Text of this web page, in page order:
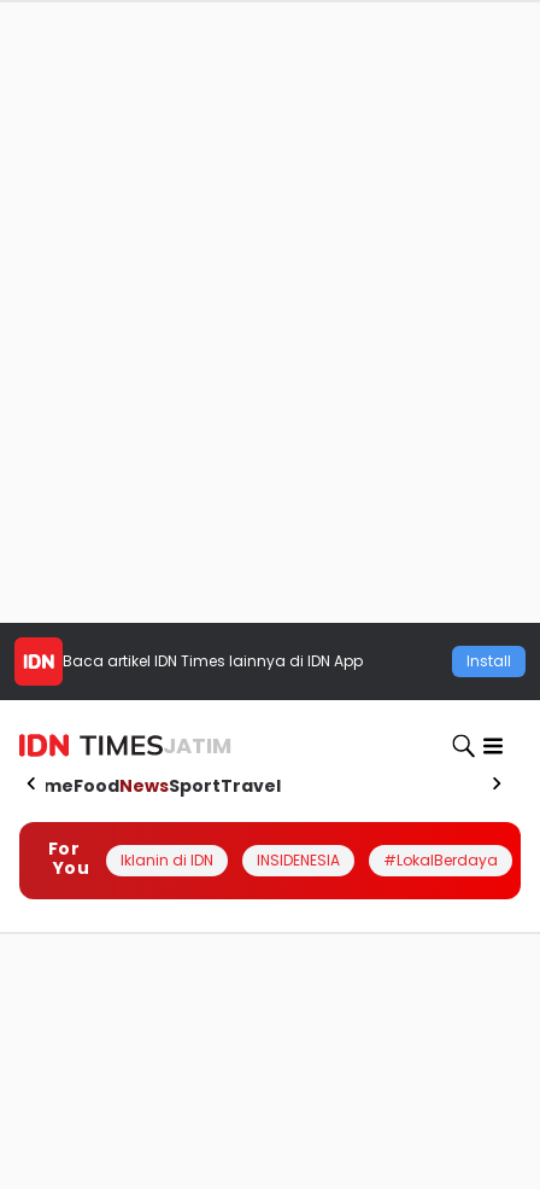
Baca artikel IDN Times lainnya di IDN App Install
JATIM
HomeFoodNewsSportTravel
For
You
Iklanin di IDN INSIDENESIA #LokalBerdaya